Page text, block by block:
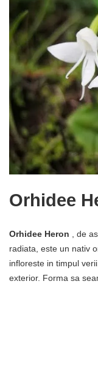
Orhidee
Orhidee Heron , de
radiata, este un nativ
infloreste in timpul
exterior. Forma sa